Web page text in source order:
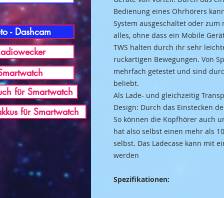
Bedienung eines Ohrhörers
System ausgeschaltet oder
alles, ohne dass ein Mobile
TWS halten durch ihr sehr
ruckartigen Bewegungen. Von
mehrfach getestet und sind
beliebt.
Als Lade- und gleichzeitig
Design: Durch das Einstecken
So können die Kopfhörer auch
hat also selbst einen mehr als
selbst. Das Ladecase kann mit
werden
Spezifikationen:
- Dashcam
für Smartwatch
für Smartwatch